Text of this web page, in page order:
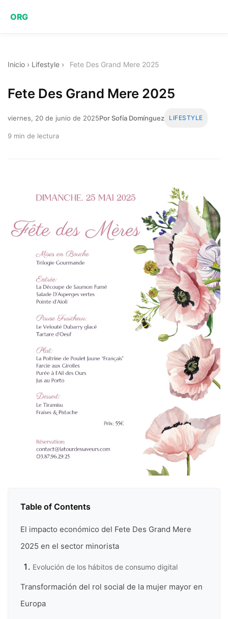
ORG
Inicio › Lifestyle › Fete Des Grand Mere 2025
Fete Des Grand Mere 2025
viernes, 20 de junio de 2025Por Sofía Domínguez LIFESTYLE
9 min de lectura
Table of Contents
El impacto económico del Fete Des Grand Mere
2025 en el sector minorista
Evolución de los hábitos de consumo digital
Transformación del rol social de la mujer mayor en
Europa